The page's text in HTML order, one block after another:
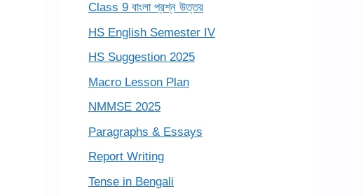
Class 9 বাংলা প্রশ্ন উত্তর
HS English Semester IV
HS Suggestion 2025
Macro Lesson Plan
NMMSE 2025
Paragraphs & Essays
Report Writing
Tense in Bengali